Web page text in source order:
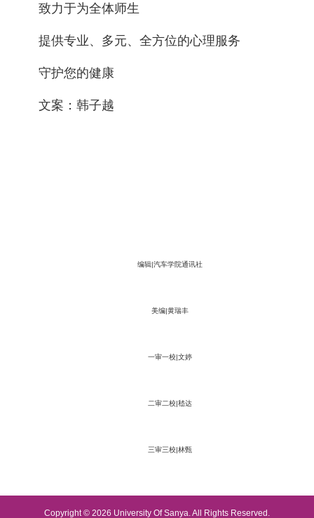
致力于为全体师生
提供专业、多元、全方位的心理服务
守护您的健康
文案：韩子越
编辑|汽车学院通讯社
美编|黄瑞丰
一审一校|文婷
二审二校|嵇达
三审三校|林甄
Copyright © 2026 University Of Sanya. All Rights Reserved.